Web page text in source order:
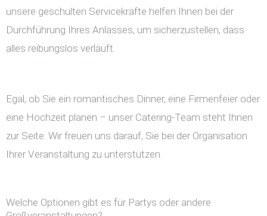
unsere geschulten Servicekräfte helfen Ihnen bei der
Durchführung Ihres Anlasses, um sicherzustellen, dass
alles reibungslos verläuft.
Egal, ob Sie ein romantisches Dinner, eine Firmenfeier oder
eine Hochzeit planen – unser Catering-Team steht Ihnen
zur Seite. Wir freuen uns darauf, Sie bei der Organisation
Ihrer Veranstaltung zu unterstützen.
Welche Optionen gibt es für Partys oder andere